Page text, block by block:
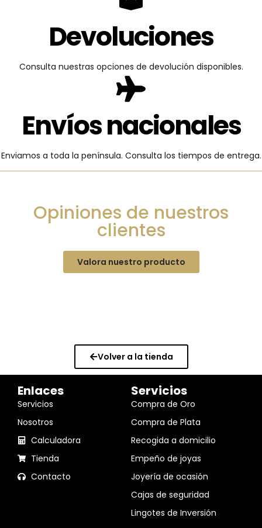
Devoluciones
Consulta nuestras opciones de devolución disponibles.
Envíos nacionales
Enviamos a toda la península. Consulta los tiempos de entrega.
Opiniones de nuestros
clientes
Valora nuestro producto
Volver a la tienda
Enlaces
Servicios
Nosotros
Calculadora
Tienda
Contacto
Servicios
Compra de Oro
Compra de Plata
Recogida a domicilio
Empeño de joyas
Joyería de ocasión
Cajas de seguridad
Lingotes de Inversión